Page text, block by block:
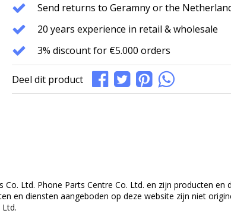
Send returns to Geramny or the
20 years experience in retail & wholesale
3% discount for €5.000 orders
Deel dit product
Ltd. Phone Parts Centre Co. Ltd. en zijn producten en
en diensten aangeboden op deze website zijn niet